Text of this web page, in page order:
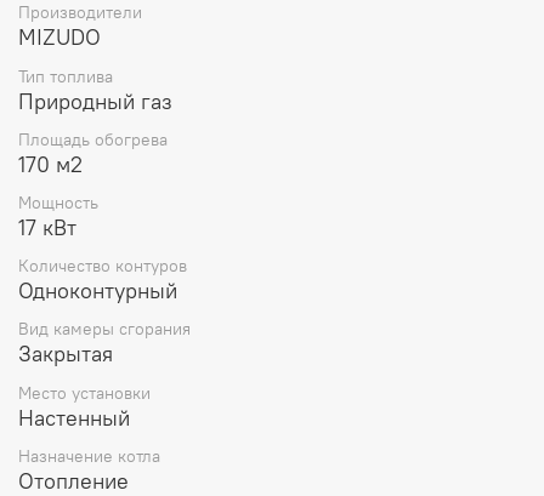
трехходовым клапаном и датчиком бойлера.
Латунная гидрогруппа и медные патрубки.
Компактные размеры позволяют монтировать
котел в котельных с ограниченным
Широкий диапазон мощностей от 20 до 40 кВт,
позволяет подобрать котел, максимально
подходящий под потребности пользователя.
Автоматическая модуляция пламени горелки
Гарантированное качество и надежность.
Производители
MIZUDO
Тип топлива
Природный газ
Площадь обогрева
170 м2
Мощность
17 кВт
Количество контуров
Одноконтурный
Вид камеры сгорания
Закрытая
Место установки
Настенный
Назначение котла
Отопление